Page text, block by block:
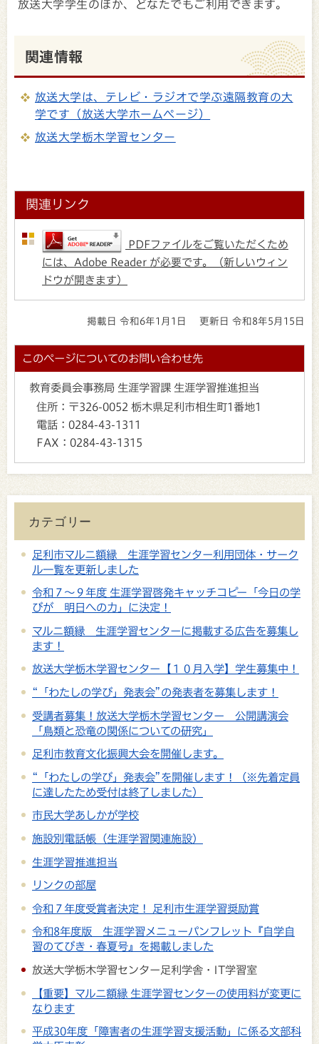
放送大学学生のほか、どなたでもご利用できます。
関連情報
放送大学は、テレビ・ラジオで学ぶ遠隔教育の大
学です（放送大学ホームページ）
放送大学栃木学習センター
関連リンク
PDFファイルをご覧いただくため
には、Adobe Reader が必要です。（新しいウィン
ドウが開きます）
掲載日 令和6年1月1日 更新日 令和8年5月15日
このページについてのお問い合わせ先
教育委員会事務局 生涯学習課 生涯学習推進担当
住所： 〒326-0052 栃木県足利市相生町1番地1
電話： 0284-43-1311
FAX： 0284-43-1315
カテゴリー
足利市マルニ額縁 生涯学習センター利用団体・サーク
ル一覧を更新しました
令和７～９年度 生涯学習啓発キャッチコピー「今日の学
びが 明日への力」に決定！
マルニ額縁 生涯学習センターに掲載する広告を募集し
ます！
放送大学栃木学習センター【１０月入学】学生募集中！
“「わたしの学び」発表会”の発表者を募集します！
受講者募集！放送大学栃木学習センター 公開講演会
「鳥類と恐竜の関係についての研究」
足利市教育文化振興大会を開催します。
“「わたしの学び」発表会”を開催します！（※先着定員
に達したため受付は終了しました）
市民大学あしかが学校
施設別電話帳（生涯学習関連施設）
生涯学習推進担当
リンクの部屋
令和７年度受賞者決定！ 足利市生涯学習奨励賞
令和8年度版 生涯学習メニューパンフレット『自学自
習のてびき・春夏号』を掲載しました
放送大学栃木学習センター足利学舎・IT学習室
【重要】マルニ額縁 生涯学習センターの使用料が変更に
なります
平成30年度「障害者の生涯学習支援活動」に係る文部科